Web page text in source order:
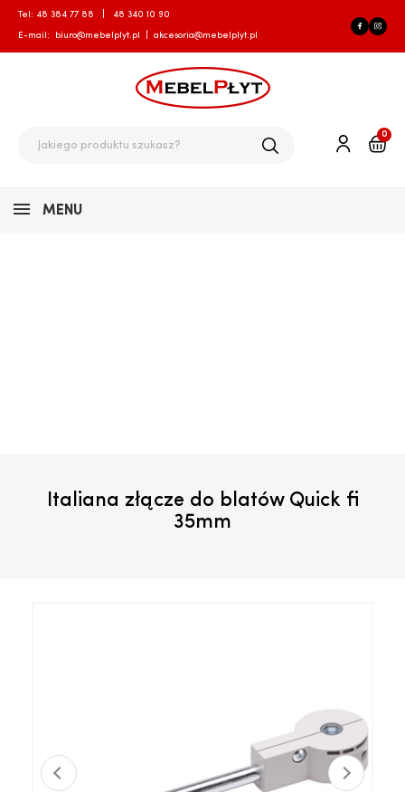
Tel: 48 384 77 88 48 340 10 90
E-mail: biuro@mebelplyt.pl akcesoria@mebelplyt.pl
0
MENU
Italiana złącze do blatów Quick fi
35mm